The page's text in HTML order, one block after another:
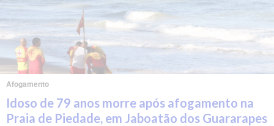
Afogamento
Idoso de 79 anos morre após afogamento na
Praia de Piedade, em Jaboatão dos Guararapes